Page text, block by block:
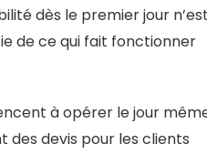
dès le premier jour
de ce qui fait fonctionner
à opérer le jour
des devis pour les clients